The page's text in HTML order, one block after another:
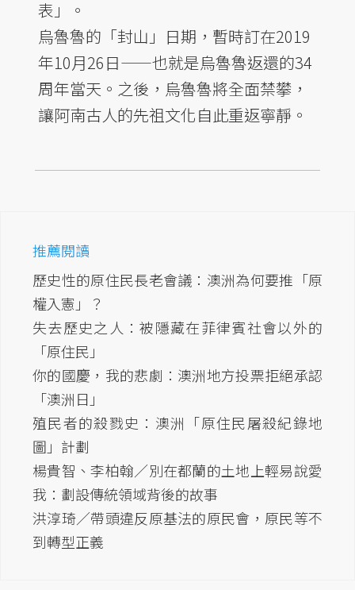
表」。
烏魯魯的「封山」日期，暫時訂在2019
年10月26日——也就是烏魯魯返還的34
周年當天。之後，烏魯魯將全面禁攀，
讓阿南古人的先祖文化自此重返寧靜。
推薦閱讀
歷史性的原住民長老會議：澳洲為何要推「原
權入憲」？
失去歷史之人：被隱藏在菲律賓社會以外的
「原住民」
你的國慶，我的悲劇：澳洲地方投票拒絕承認
「澳洲日」
殖民者的殺戮史：澳洲「原住民屠殺紀錄地
圖」計劃
楊貴智、李柏翰／別在都蘭的土地上輕易說愛
我：劃設傳統領域背後的故事
洪淳琦／帶頭違反原基法的原民會，原民等不
到轉型正義